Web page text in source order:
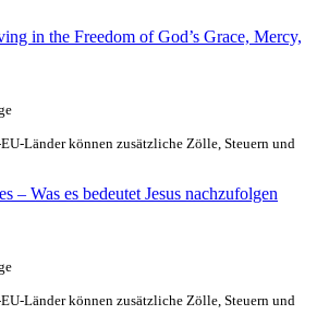
in the Freedom of God’s Grace, Mercy,
Länder können zusätzliche Zölle, Steuern und
– Was es bedeutet Jesus nachzufolgen
Länder können zusätzliche Zölle, Steuern und